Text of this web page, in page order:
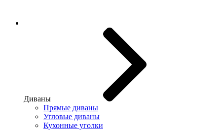
Диваны
Прямые диваны
Угловые диваны
Кухонные уголки